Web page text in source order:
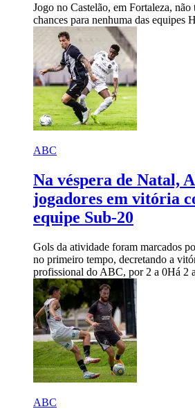
Jogo no Castelão, em Fortaleza, não
chances para nenhuma das equipes
ABC
Na véspera de Natal,
jogadores em vitória
equipe Sub-20
Gols da atividade foram marcados
no primeiro tempo, decretando a
profissional do ABC, por 2 a 0Há 2
ABC